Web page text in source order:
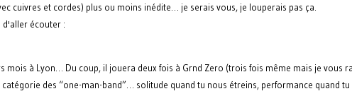
cuivres et cordes) plus ou moins inédite… je serais vous, je louperais pas ça.
d'aller écouter :
mois à Lyon… Du coup, il jouera deux fois à Grnd Zero (trois fois même mais je vous
des “one-man-band”… solitude quand tu nous étreins, performance quand tu